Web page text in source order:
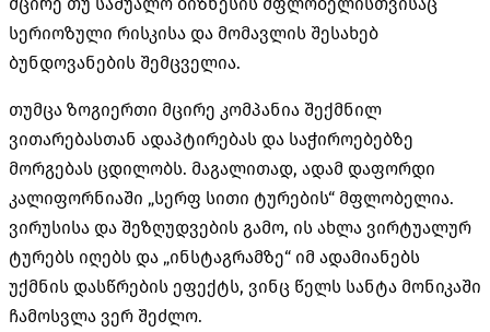
სერიოზული რისკისა და მომავლის შესახებ
ბუნდოვანების შემცველია.
თუმცა ზოგიერთი მცირე კომპანია შექმნილ
ვითარებასთან ადაპტირებას და საჭიროებებზე
მორგებას ცდილობს. მაგალითად, ადამ დაფორდი
კალიფორნიაში „სერფ სითი ტურების“ მფლობელია.
ვირუსისა და შეზღუდვების გამო, ის ახლა ვირტუალურ
ტურებს იღებს და „ინსტაგრამზე“ იმ ადამიანებს
უქმნის დასწრების ეფექტს, ვინც წელს სანტა მონიკაში
ჩამოსვლა ვერ შეძლო.